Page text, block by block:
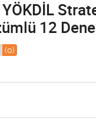
YÖKDİL
12
(0)